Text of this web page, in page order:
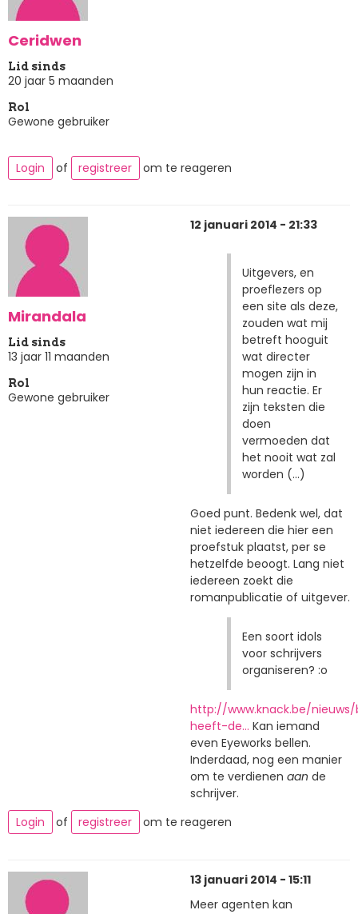
Ceridwen
Lid sinds
20 jaar 5 maanden
Rol
Gewone gebruiker
Login of registreer om te reageren
Mirandala
Lid sinds
13 jaar 11 maanden
Rol
Gewone gebruiker
12 januari 2014 - 21:33
Uitgevers, en
proeflezers op
een site als deze,
zouden wat mij
betreft hooguit
wat directer
mogen zijn in
hun reactie. Er
zijn teksten die
doen
vermoeden dat
het nooit wat zal
worden (...)
Goed punt. Bedenk wel, dat
niet iedereen die hier een
proefstuk plaatst, per se
hetzelfde beoogt. Lang niet
iedereen zoekt die
romanpublicatie of uitgever.
Een soort idols
voor schrijvers
organiseren? :o
http://www.knack.be/
heeft-de… Kan iemand
even Eyeworks bellen.
Inderdaad, nog een manier
om te verdienen aan de
schrijver.
Login
of registreer om te reageren
13 januari 2014 - 15:11
Meer agenten kan